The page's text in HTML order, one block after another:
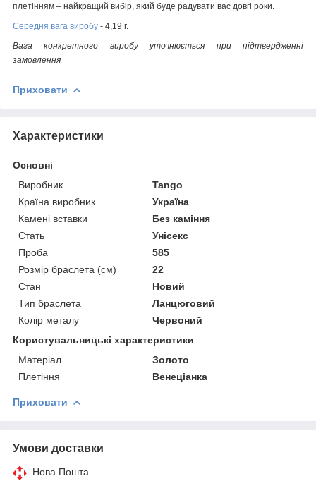
плетінням – найкращий вибір, який буде радувати вас довгі роки.
Середня вага виробу - 4,19 г.
Вага конкретного виробу уточнюється при підтвердженні
замовлення
Приховати
Характеристики
Основні
Виробник
Tango
Країна виробник
Україна
Камені вставки
Без каміння
Стать
Унісекс
Проба
585
Розмір браслета (см)
22
Стан
Новий
Тип браслета
Ланцюговий
Колір металу
Червоний
Користувальницькі характеристики
Матеріал
Золото
Плетіння
Венеціанка
Приховати
Умови доставки
Нова Пошта